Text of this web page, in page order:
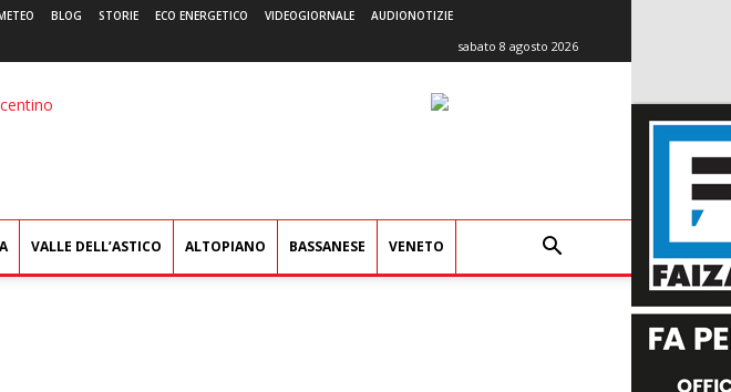
BLOG STORIE ECO ENERGETICO VIDEOGIORNALE AUDIONOTIZIE
sabato 8 agosto 2026
VALLE DELL’ASTICO ALTOPIANO BASSANESE VENETO